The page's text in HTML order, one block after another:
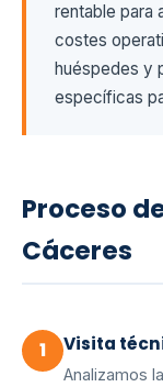
rentable para
costes
huéspedes y
específicas
Proceso
Cáceres
1 Visita
Analizamos